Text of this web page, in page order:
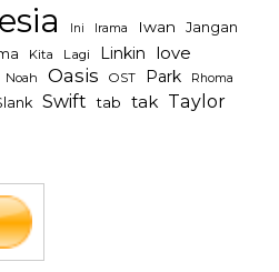
Ini Irama Iwan Jangan
Kita Lagi Linkin love
Noah Oasis OST Park Rhoma
Swift tab tak Taylor